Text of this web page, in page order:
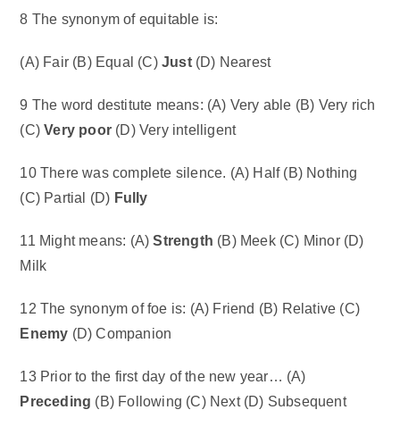
8 The synonym of equitable is:
(A) Fair (B) Equal (C)Just(D) Nearest
9 The word destitute means: (A) Very able (B) Very rich
(C)Very poor (D) Very intelligent
10 There was complete silence. (A) Half (B) Nothing
(C) Partial (D) Fully
11 Might means: (A)Strength (B) Meek (C) Minor (D)
Milk
12 The synonym of foe is: (A) Friend (B) Relative (C)
Enemy (D) Companion
13 Prior to the first day of the new year… (A)
Preceding (B) Following (C) Next (D) Subsequent